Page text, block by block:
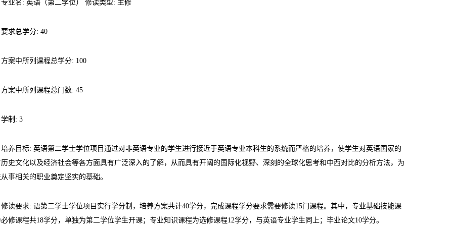
专业名: 英语（第二学位） 修读类型: 主修
要求总学分: 40
方案中所列课程总学分: 100
方案中所列课程总门数: 45
学制: 3
培养目标: 英语第二学士学位项目通过对非英语专业的学生进行接近于英语专业本科生的系统而严格的培养，使学生对英语国家的
史文化以及经济社会等各方面具有广泛深入的了解，从而具有开阔的国际化视野、深刻的全球化思考和中西对比的分析方法，为
事相关的职业奠定坚实的基础。
修读要求: 语第二学士学位项目实行学分制，培养方案共计40学分，完成课程学分要求需要修读15门课程。其中，专业基础技能课
修课程共18学分，单独为第二学位学生开课；专业知识课程为选修课程12学分，与英语专业学生同上；毕业论文10学分。